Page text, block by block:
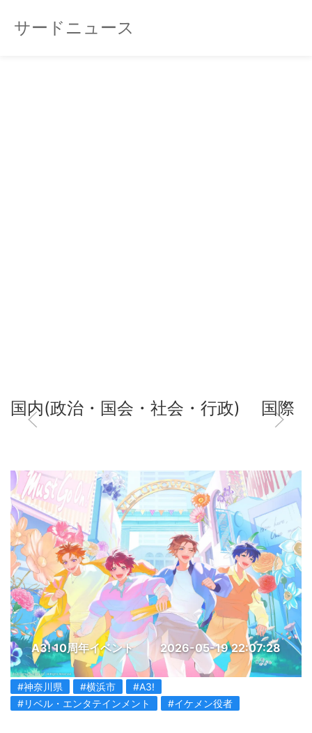
サードニュース
国内(政治・国会・社会・行政) 国際
A3! 10周年イベント 2026-05-19 22:07:28
#神奈川県 #横浜市
#A3!
#リベル・エンタテインメント
#イケメン役者